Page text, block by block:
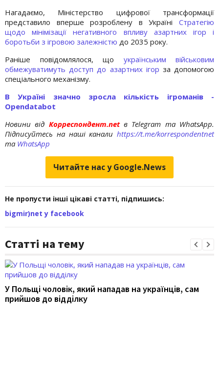
Нагадаємо, Міністерство цифрової трансформації
представило вперше розроблену в Україні Стратегію
щодо мінімізації негативного впливу азартних ігор і
боротьби з ігровою залежністю до 2035 року.
Раніше повідомлялося, що українським військовим
обмежуватимуть доступ до азартних ігор за допомогою
спеціального механізму.
В Україні значно зросла кількість ігроманів -
Opendatabot
Новини від Корреспондент.netв Telegram та WhatsApp.
Підписуйтесь на наші канали https://t.me/korrespondentnet
та WhatsApp
Читайте нас у Google.News
Не пропусти інші цікаві статті, підпишись:
bigmir)net у facebook
Статті на тему
У Польщі чоловік, який нападав на українців, сам
прийшов до відділку